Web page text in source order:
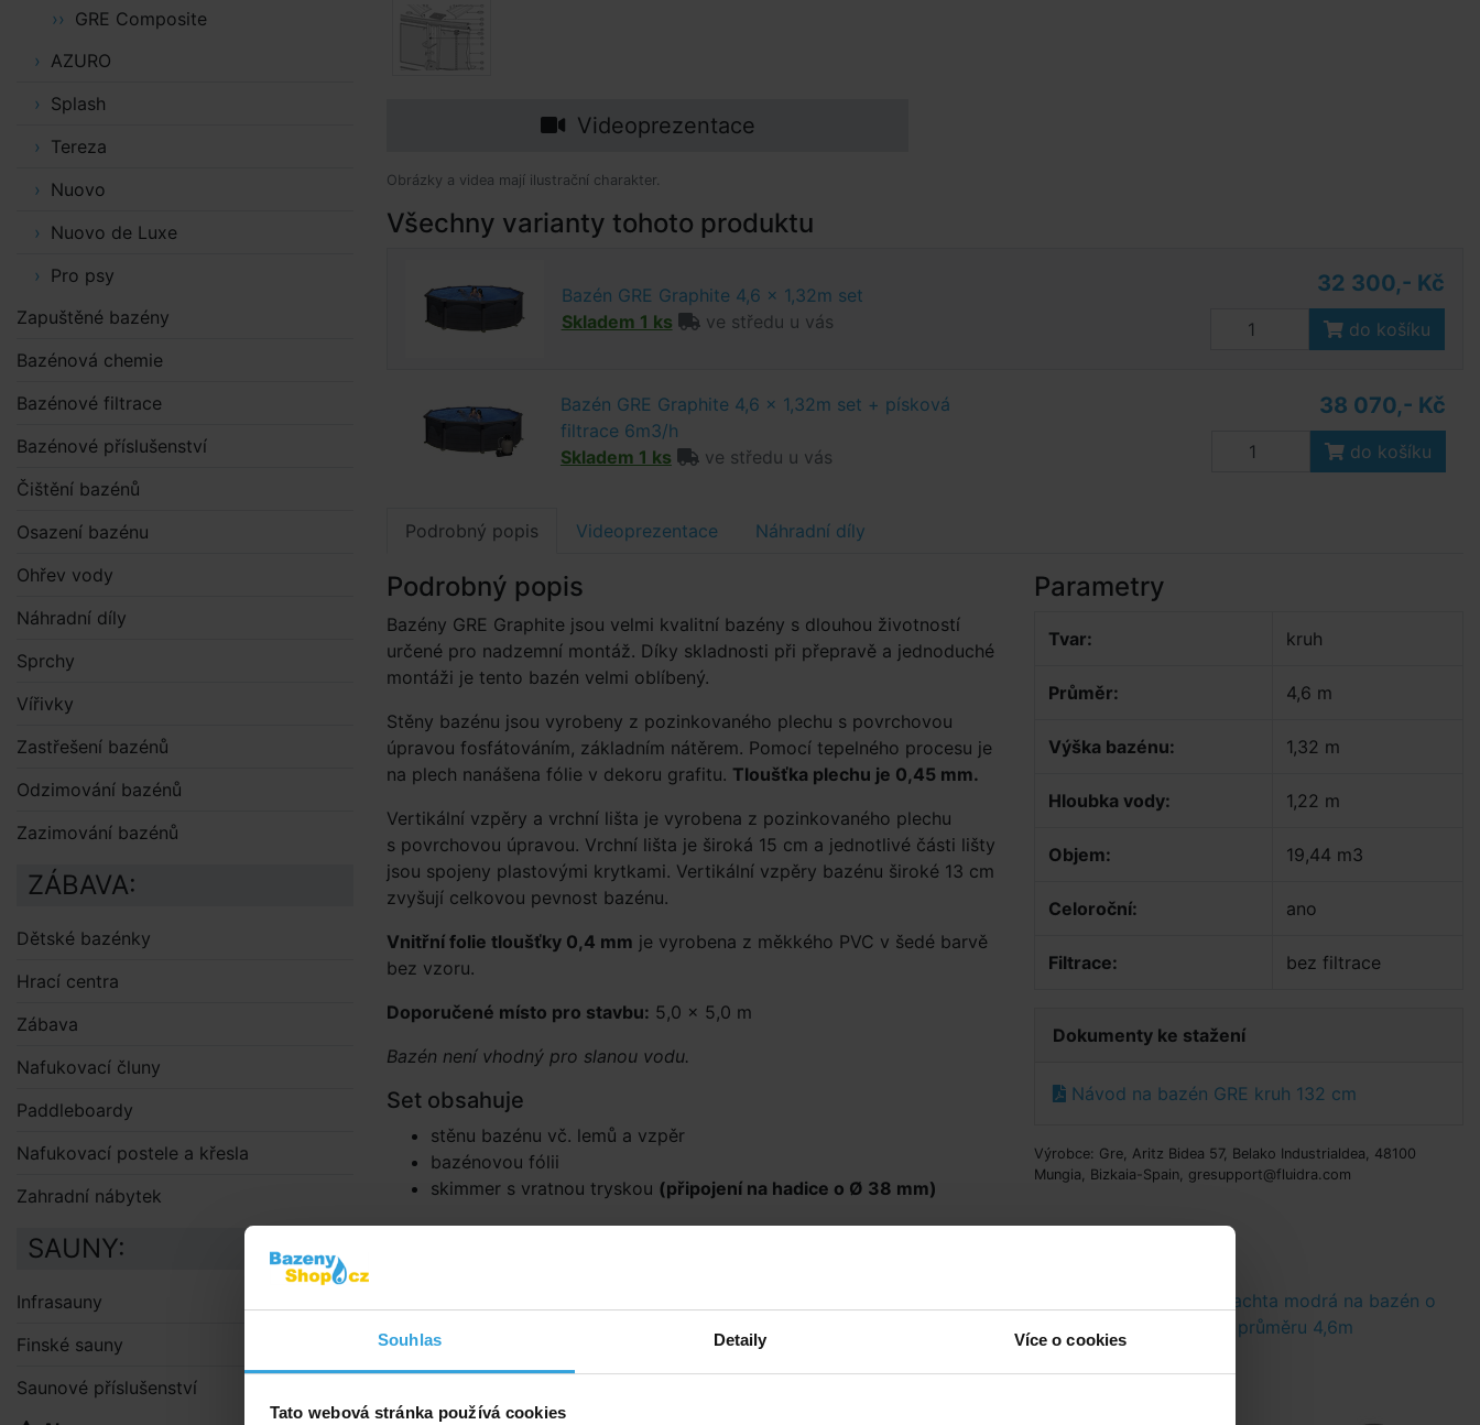
Souhlas Detaily Více o cookies
Tato webová stránka používá cookies
Videoprezentace
Obrázky a videa mají ilustrační charakter.
Všechny varianty tohoto produktu
Bazén GRE Graphite 4,6 x 1,32m set
Skladem 1 ks
ve středu u vás
32 300,- Kč
do košíku
Bazén GRE Graphite 4,6 x 1,32m set + písková
filtrace 6m3/h
Skladem 1 ks
ve středu u vás
38 070,- Kč
do košíku
Podrobný popis Videoprezentace Náhradní díly
Podrobný popis
Bazény GRE Graphite jsou velmi kvalitní bazény s dlouhou životností
určené pro nadzemní montáž. Díky skladnosti při přepravě a jednoduché
montáži je tento bazén velmi oblíbený.
Stěny bazénu jsou vyrobeny z pozinkovaného plechu s povrchovou
úpravou fosfátováním, základním nátěrem. Pomocí tepelného procesu je
na plech nanášena fólie v dekoru grafitu. Tloušťka plechu je 0,45 mm.
Vertikální vzpěry a vrchní lišta je vyrobena z pozinkovaného plechu
s povrchovou úpravou. Vrchní lišta je široká 15 cm a jednotlivé části lišty
jsou spojeny plastovými krytkami. Vertikální vzpěry bazénu široké 13 cm
zvyšují celkovou pevnost bazénu.
Vnitřní folie tloušťky 0,4 mm je vyrobena z měkkého PVC v šedé barvě
bez vzoru.
Doporučené místo pro stavbu: 5,0 × 5,0 m
Bazén není vhodný pro slanou vodu.
Set obsahuje
stěnu bazénu vč. lemů a vzpěr
bazénovou fólii
skimmer s vratnou tryskou (připojení na hadice o Ø 38 mm)
Parametry
Tvar: kruh
Průměr: 4,6 m
Výška bazénu: 1,32 m
Hloubka vody: 1,22 m
Objem: 19,44 m3
Celoroční: ano
Filtrace: bez filtrace
Dokumenty ke stažení
Návod na bazén GRE kruh 132 cm
Výrobce: Gre, Aritz Bidea 57, Belako Industrialdea, 48100
Mungia, Bizkaia-Spain, gresupport@fluidra.com
Solární plachta modrá na bazén o
průměru 4,6m
GRE Composite
AZURO
Splash
Tereza
Nuovo
Nuovo de Luxe
Pro psy
Zapuštěné bazény
Bazénová chemie
Bazénové filtrace
Bazénové příslušenství
Čištění bazénů
Osazení bazénu
Ohřev vody
Náhradní díly
Sprchy
Vířivky
Zastřešení bazénů
Odzimování bazénů
Zazimování bazénů
ZÁBAVA:
Dětské bazénky
Hrací centra
Zábava
Nafukovací čluny
Paddleboardy
Nafukovací postele a křesla
Zahradní nábytek
SAUNY:
Infrasauny
Finské sauny
Saunové příslušenství